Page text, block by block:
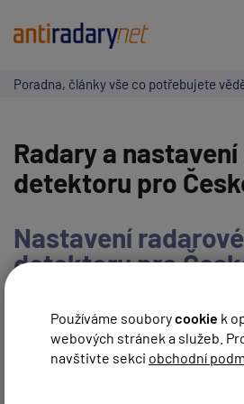
Používáme souborycookie k
webových stránek a služeb.
navštivte sekci obchodní
Poradna, články vše co potřebujete
Radary a
detektoru pro
Nastavení
detektoru pro
NAPSAT NOVÝ